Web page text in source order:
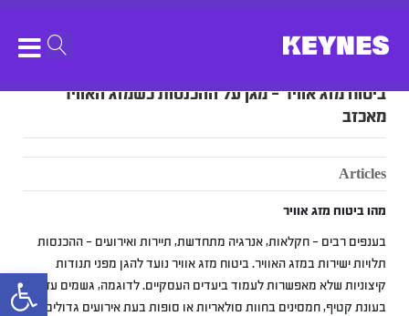
ביטוח מזג אוויר – מגן על ההכנסות כשמזג האוויר
מאכזב
Articles
מהו ביטוח מזג אוויר
בענפים רבים – חקלאות, אנרגיה מתחדשת, תיירות ואירועים – ההכנסות
תלויות ישירות במזג האוויר. ביטוח מזג אוויר נועד להגן מפני תנודות
קיצוניות שלא מאפשרות לעמוד ביעדים העסקיים. לדוגמה, גשמים עזים
בעונת קטיף, חמסינים בחוות סולאריות או סופות בעת אירועים גדולים